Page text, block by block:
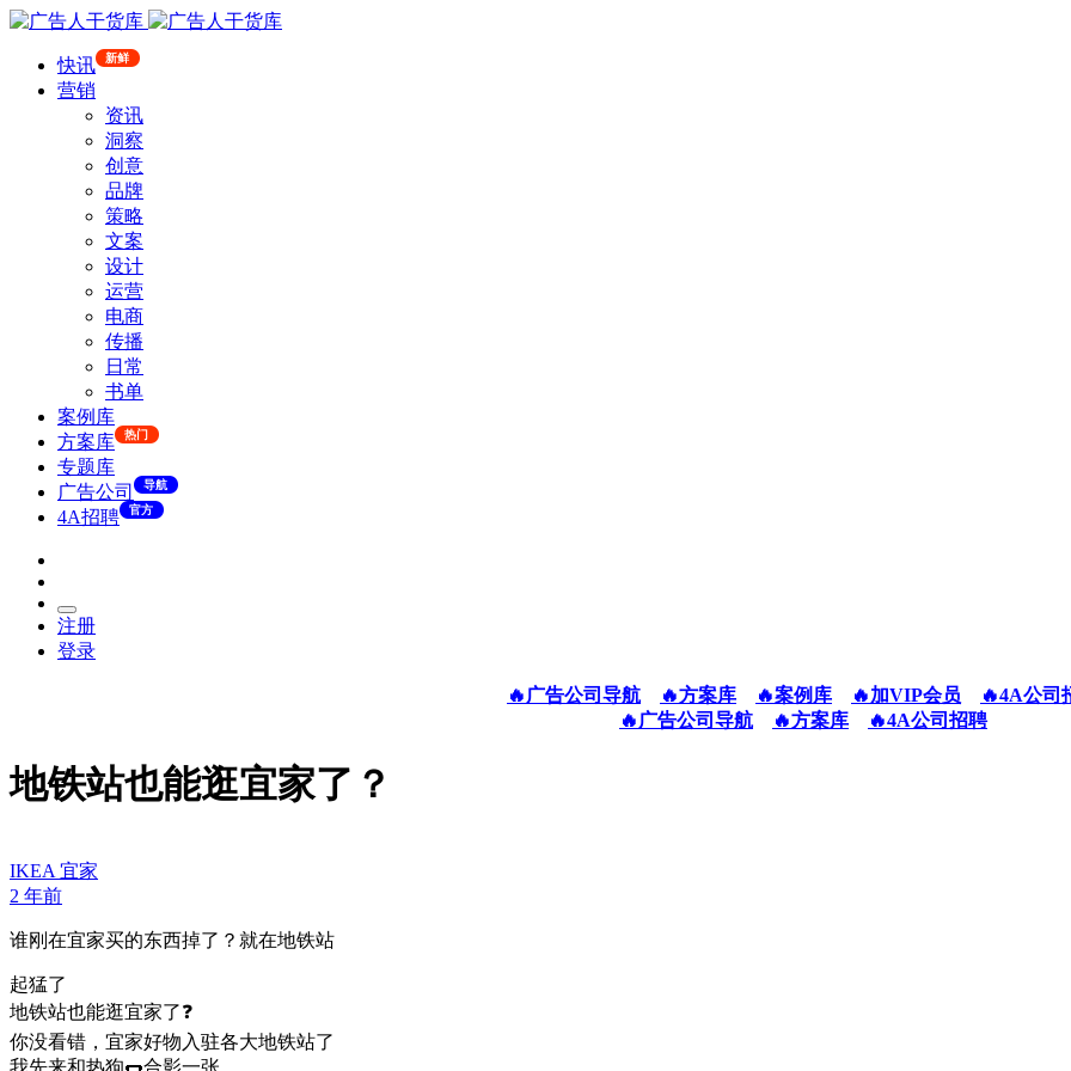
快讯 新鲜
营销
资讯
洞察
创意
品牌
策略
文案
设计
运营
电商
传播
日常
书单
案例库
方案库
热门
专题库
广告公司
导航
4A招聘 官方
注册
登录
🔥广告公司导航 🔥方案库 🔥案例库 🔥加VIP会员
🔥4A公司
🔥广告公司导航
🔥方案库 🔥4A公司招聘
地铁站也能逛宜家了？
IKEA 宜家
2 年前
谁刚在宜家买的东西掉了？就在地铁站
起猛了
地铁站也能逛宜家了❓
你没看错，宜家好物入驻各大地铁站了
我先来和热狗🌭合影一张